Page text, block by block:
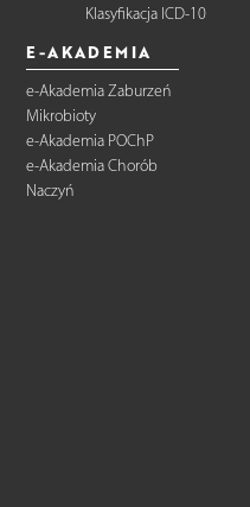
Klasyfikacja ICD-10
E-AKADEMIA
e-Akademia Zaburzeń
Mikrobioty
e-Akademia POChP
e-Akademia Chorób
Naczyń